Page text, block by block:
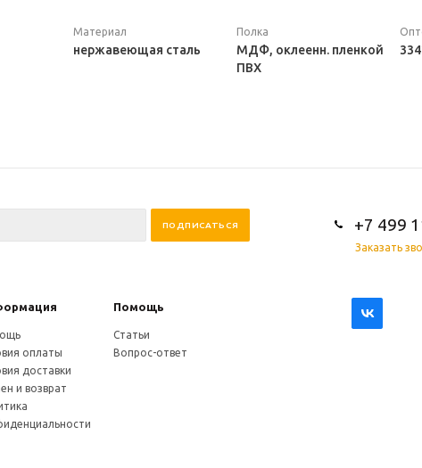
Материал
нержавеющая сталь
Полка
МДФ, оклеенн. пленкой
ПВХ
+7 499
Заказать
Помощь
оплаты
доставки
и возврат
Статьи
Вопрос-ответ